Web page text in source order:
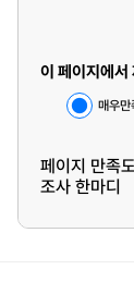
이 페이지에서
매우
페이지 만족
조사 한마디